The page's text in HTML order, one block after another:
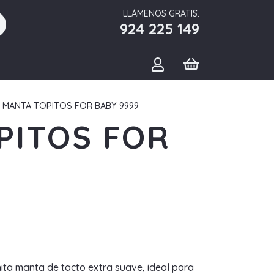
LLÁMENOS GRATIS.
924 225 149
TOPITOS FOR BABY 9999
FOR
manta de tacto extra suave, ideal para